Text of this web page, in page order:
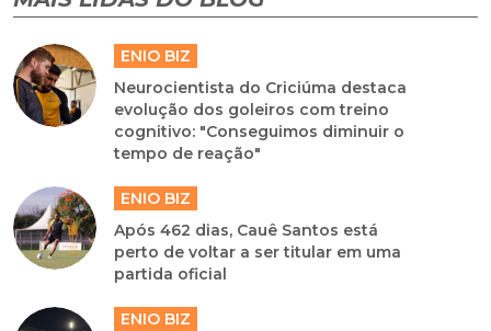
ENIO BIZ
Neurocientista do Criciúma destaca
evolução dos goleiros com treino
cognitivo: "Conseguimos diminuir o
tempo de reação"
ENIO BIZ
Após 462 dias, Cauê Santos está
perto de voltar a ser titular em uma
partida oficial
ENIO BIZ